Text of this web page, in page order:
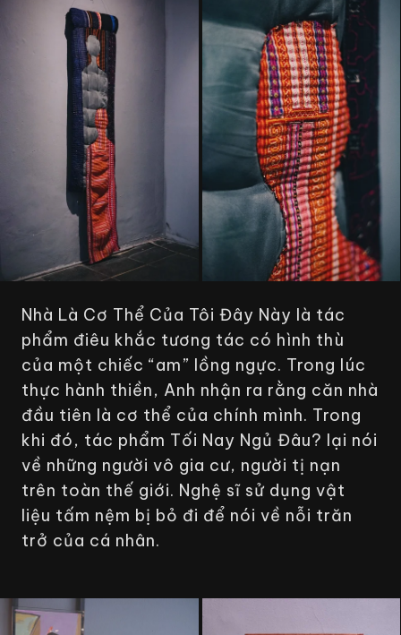
Nhà Là Cơ Thể Của Tôi Đây Này là tác
phẩm điêu khắc tương tác có hình thù
của một chiếc “am” lồng ngực. Trong lúc
thực hành thiền, Anh nhận ra rằng căn nhà
đầu tiên là cơ thể của chính mình. Trong
khi đó, tác phẩm Tối Nay Ngủ Đâu? lại nói
về những người vô gia cư, người tị nạn
trên toàn thế giới. Nghệ sĩ sử dụng vật
liệu tấm nệm bị bỏ đi để nói về nỗi trăn
trở của cá nhân.